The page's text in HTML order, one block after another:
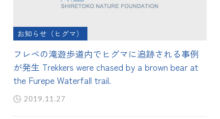
お知らせ（ヒグマ）
フレペの滝遊歩道内でヒグマに追跡される事例
が発生 Trekkers were chased by a brown bear at
the Furepe Waterfall trail.
2019.11.27